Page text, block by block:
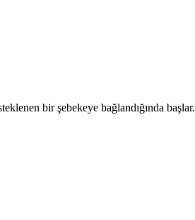
bir şebekeye bağlandığında başlar.